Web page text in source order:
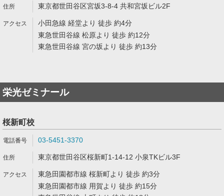
東京都世田谷区宮坂3-8-4 共和宮坂ビル2F
小田急線 経堂より 徒歩 約4分
東急世田谷線 松原より 徒歩 約12分
東急世田谷線 宮の坂より 徒歩 約13分
栄光ゼミナール
桜新町校
03-5451-3370
東京都世田谷区桜新町1-14-12 小泉TKビル3F
東急田園都市線 桜新町より 徒歩 約3分
東急田園都市線 用賀より 徒歩 約15分